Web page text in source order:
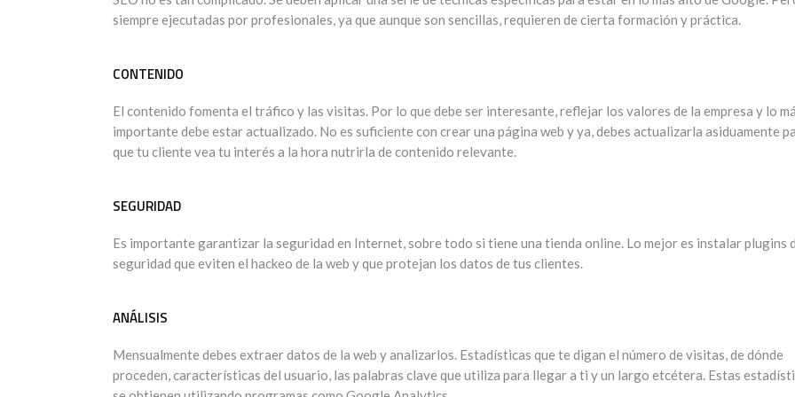
siempre ejecutadas por profesionales, ya que aunque son sencillas, requieren de cierta formación y práctica.
CONTENIDO
El contenido fomenta el tráfico y las visitas. Por lo que debe ser interesante, reflejar los valores de la empresa y lo
importante debe estar actualizado. No es suficiente con crear una página web y ya, debes actualizarla asiduamente
que tu cliente vea tu interés a la hora nutrirla de contenido relevante.
SEGURIDAD
Es importante garantizar la seguridad en Internet, sobre todo si tiene una tienda online. Lo mejor es instalar plugins
seguridad que eviten el hackeo de la web y que protejan los datos de tus clientes.
ANÁLISIS
Mensualmente debes extraer datos de la web y analizarlos. Estadísticas que te digan el número de visitas, de dónde
proceden, características del usuario, las palabras clave que utiliza para llegar a ti y un largo etcétera. Estas